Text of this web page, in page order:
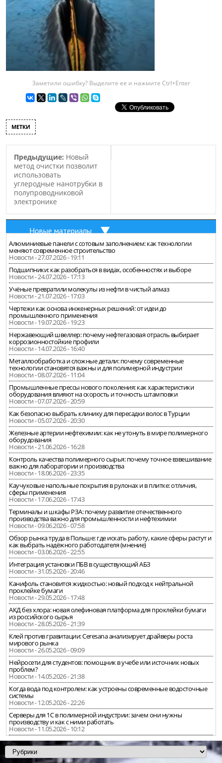
Заметили ошибку? Выделите ее и нажмите Ctrl+Enter
МЕТКИ
Предыдущие: Новый
метод очистки позволит
использовать
углеродные нанотрубки в
полупроводниковой
электронике
Новые материалы
Алюминиевые панели с сотовым заполнением: как технологии
меняют современное строительство
Новости - 27.07.2026 - 19:11
Подшипники: как разобраться в видах, особенностях и выборе
Новости - 24.07.2026 - 17:13
Учёные превратили молекулы из нефти в чистый алмаз
Новости - 21.07.2026 - 17:03
Чертежи как основа инженерных решений: от идеи до
промышленного применения
Новости - 19.07.2026 - 19:23
Нержавеющий швеллер: почему нефтегазовая отрасль выбирает
коррозионностойкие профили
Новости - 14.07.2026 - 16:40
Металлообработка и сложные детали: почему современные
технологии становятся важны и для полимерной индустрии
Новости - 08.07.2026 - 11:04
Промышленные прессы нового поколения: как характеристики
оборудования влияют на скорость и точность штамповки
Новости - 07.07.2026 - 20:59
Как безопасно выбрать клинику для пересадки волос в Турции
Новости - 05.07.2026 - 20:30
Железные артерии нефтехимии: как не утонуть в мире полимерного
оборудования
Новости - 21.06.2026 - 16:28
Контроль качества полимерного сырья: почему точное взвешивание
важно для лаборатории и производства
Новости - 18.06.2026 - 23:35
Каучуковые напольные покрытия в рулонах и в плитке: отличия,
сферы применения
Новости - 17.06.2026 - 17:43
Терминалы и шкафы РЗА: почему развитие отечественного
производства важно для промышленности и нефтехимии
Новости - 09.06.2026 - 07:58
Обзор рынка труда в Польше: где искать работу, какие сферы растут и
как выбрать надёжного работодателя (мнение)
Новости - 03.06.2026 - 22:55
Интеграция установки ПБВ в существующий АБЗ
Новости - 31.05.2026 - 20:46
Канифоль становится жидкостью: новый подход к нейтральной
проклейке бумаги
Новости - 29.05.2026 - 17:48
АКД без хлора: новая олефиновая платформа для проклейки бумаги
из российского сырья
Новости - 28.05.2026 - 21:39
Клей против гравитации: Ceresana анализирует драйверы роста
мирового рынка
Новости - 26.05.2026 - 09:09
Нейросети для студентов: помощник в учебе или источник новых
проблем?
Новости - 14.05.2026 - 21:38
Когда вода под контролем: как устроены современные водосточные
системы
Новости - 12.05.2026 - 22:26
Серверы для 1С в полимерной индустрии: зачем они нужны
производству и как с ними работать
Новости - 11.05.2026 - 10:12